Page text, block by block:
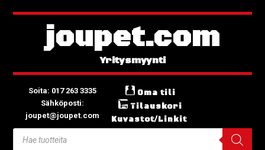
joupet.com
Soita: 017 263 3335
Sähköposti:
joupet@joupet.com
Oma tili
Tilauskori
Kuvastot/Linkit